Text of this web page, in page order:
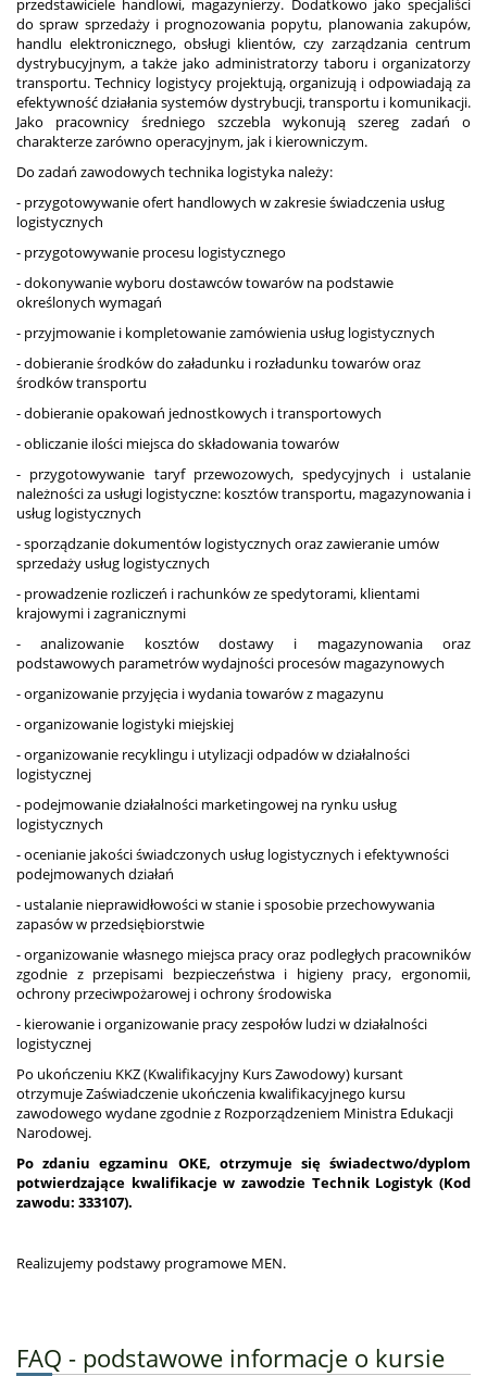
przedstawiciele handlowi, magazynierzy. Dodatkowo jako specjaliści
do spraw sprzedaży i prognozowania popytu, planowania zakupów,
handlu elektronicznego, obsługi klientów, czy zarządzania centrum
dystrybucyjnym, a także jako administratorzy taboru i organizatorzy
transportu. Technicy logistycy projektują, organizują i odpowiadają za
efektywność działania systemów dystrybucji, transportu i komunikacji.
Jako pracownicy średniego szczebla wykonują szereg zadań o
charakterze zarówno operacyjnym, jak i kierowniczym.
Do zadań zawodowych technika logistyka należy:
- przygotowywanie ofert handlowych w zakresie świadczenia usług
logistycznych
- przygotowywanie procesu logistycznego
- dokonywanie wyboru dostawców towarów na podstawie
określonych wymagań
- przyjmowanie i kompletowanie zamówienia usług logistycznych
- dobieranie środków do załadunku i rozładunku towarów oraz
środków transportu
- dobieranie opakowań jednostkowych i transportowych
- obliczanie ilości miejsca do składowania towarów
- przygotowywanie taryf przewozowych, spedycyjnych i ustalanie
należności za usługi logistyczne: kosztów transportu, magazynowania i
usług logistycznych
- sporządzanie dokumentów logistycznych oraz zawieranie umów
sprzedaży usług logistycznych
- prowadzenie rozliczeń i rachunków ze spedytorami, klientami
krajowymi i zagranicznymi
- analizowanie kosztów dostawy i magazynowania oraz
podstawowych parametrów wydajności procesów magazynowych
- organizowanie przyjęcia i wydania towarów z magazynu
- organizowanie logistyki miejskiej
- organizowanie recyklingu i utylizacji odpadów w działalności
logistycznej
- podejmowanie działalności marketingowej na rynku usług
logistycznych
- ocenianie jakości świadczonych usług logistycznych i efektywności
podejmowanych działań
- ustalanie nieprawidłowości w stanie i sposobie przechowywania
zapasów w przedsiębiorstwie
- organizowanie własnego miejsca pracy oraz podległych pracowników
zgodnie z przepisami bezpieczeństwa i higieny pracy, ergonomii,
ochrony przeciwpożarowej i ochrony środowiska
- kierowanie i organizowanie pracy zespołów ludzi w działalności
logistycznej
Po ukończeniu KKZ (Kwalifikacyjny Kurs Zawodowy) kursant
otrzymuje Zaświadczenie ukończenia kwalifikacyjnego kursu
zawodowego wydane zgodnie z Rozporządzeniem Ministra Edukacji
Narodowej.
Po zdaniu egzaminu OKE, otrzymuje się świadectwo/dyplom
potwierdzające kwalifikacje w zawodzie Technik Logistyk (Kod
zawodu: 333107).
Realizujemy podstawy programowe MEN.
FAQ - podstawowe informacje o kursie